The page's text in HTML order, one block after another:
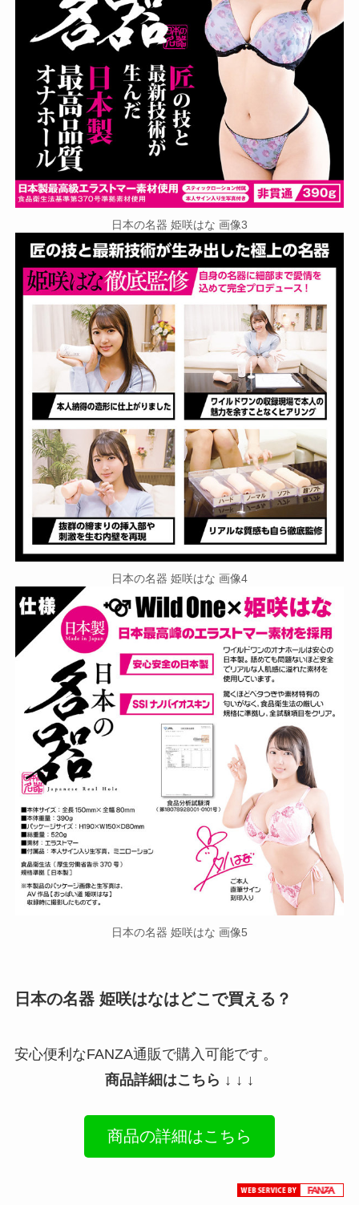
日本の名器 姫咲はな 画像3
日本の名器 姫咲はな 画像4
日本の名器 姫咲はな 画像5
日本の名器 姫咲はなはどこで買える？
安心便利なFANZA通販で購入可能です。
商品詳細はこちら ↓ ↓ ↓
商品の詳細はこちら